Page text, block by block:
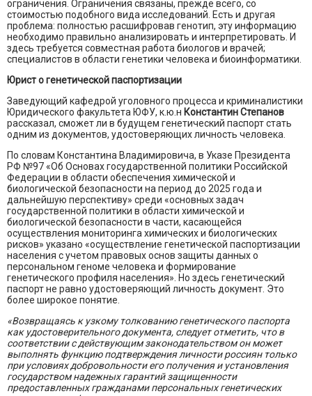
ограничения. Ограничения связаны, прежде всего, со
стоимостью подобного вида исследований. Есть и другая
проблема: полностью расшифровав генотип, эту информацию
необходимо правильно анализировать и интерпретировать. И
здесь требуется совместная работа биологов и врачей;
специалистов в области генетики человека и биоинформатики.
Юрист о генетической паспортизации
Заведующий кафедрой уголовного процесса и криминалистики
Юридического факультета ЮФУ, к.ю.н Константин Степанов
рассказал, сможет ли в будущем генетический паспорт стать
одним из документов, удостоверяющих личность человека.
По словам Константина Владимировича, в Указе Президента
РФ №97 «Об Основах государственной политики Российской
Федерации в области обеспечения химической и
биологической безопасности на период до 2025 года и
дальнейшую перспективу» среди «основных задач
государственной политики в области химической и
биологической безопасности в части, касающейся
осуществления мониторинга химических и биологических
рисков» указано «осуществление генетической паспортизации
населения с учетом правовых основ защиты данных о
персональном геноме человека и формирование
генетического профиля населения». Но здесь генетический
паспорт не равно удостоверяющий личность документ. Это
более широкое понятие.
«Возвращаясь к узкому толкованию генетического паспорта
как удостоверительного документа, следует отметить, что в
соответствии с действующим законодательством он может
выполнять функцию подтверждения личности россиян только
при условиях добровольности его получения и установления
государством надежных гарантий защищенности
предоставленных гражданами персональных генетических